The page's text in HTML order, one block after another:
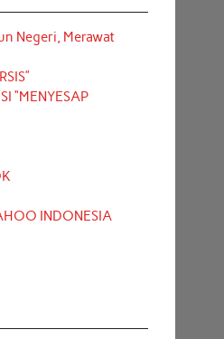
Negeri, Merawat
“MENYESAP
INDONESIA